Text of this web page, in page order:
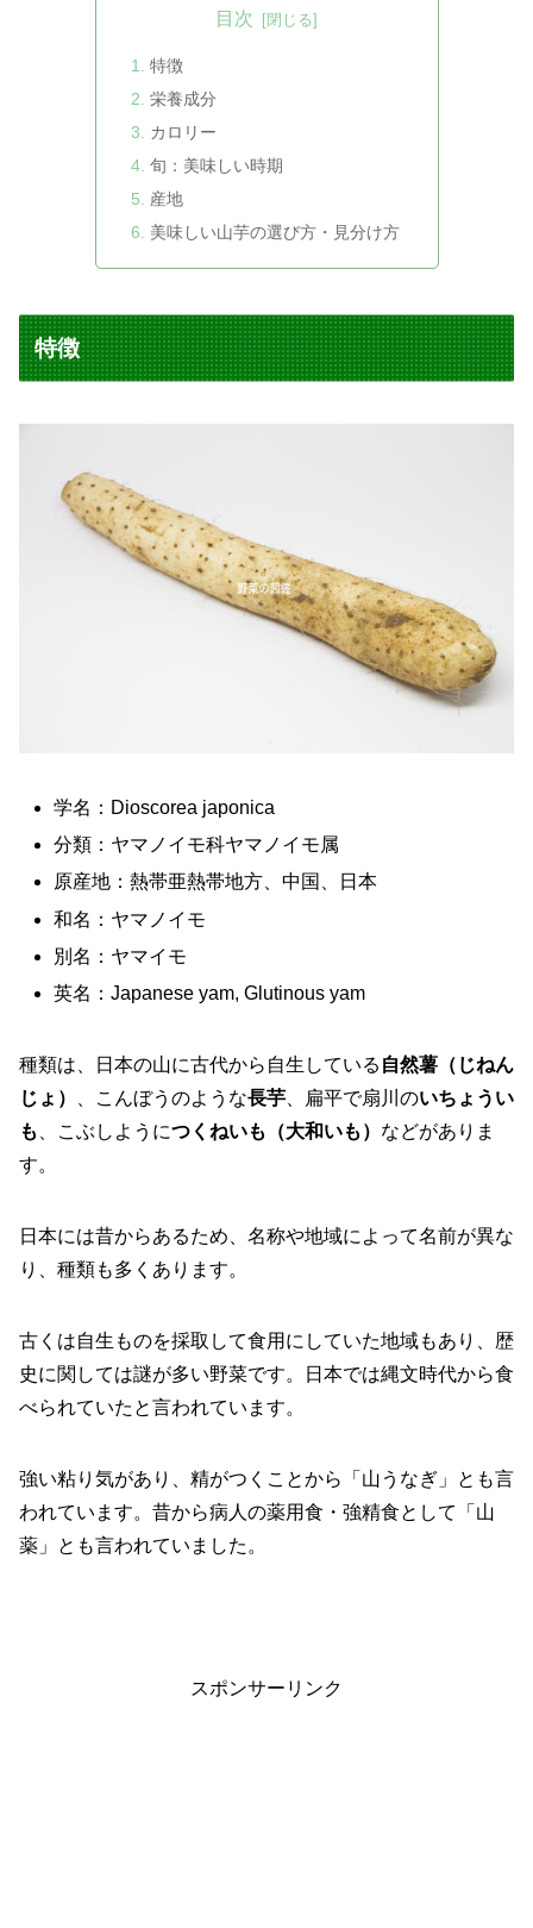
目次
特徴
栄養成分
カロリー
旬：美味しい時期
産地
美味しい山芋の選び方・見分け方
特徴
学名：Dioscorea japonica
分類：ヤマノイモ科ヤマノイモ属
原産地：熱帯亜熱帯地方、中国、日本
和名：ヤマノイモ
別名：ヤマイモ
英名：Japanese yam, Glutinous yam
種類は、日本の山に古代から自生している 自然薯（じねん
じょ）
、こんぼうのような長芋 、扁平で扇川のいちょうい
も
、こぶしようにつくねいも（大和いも） などがありま
す。
日本には昔からあるため、名称や地域によって名前が異な
り、種類も多くあります。
古くは自生ものを採取して食用にしていた地域もあり、歴
史に関しては謎が多い野菜です。日本では縄文時代から食
べられていたと言われています。
強い粘り気があり、精がつくことから「山うなぎ」とも言
われています。昔から病人の薬用食・強精食として「山
薬」とも言われていました。
スポンサーリンク